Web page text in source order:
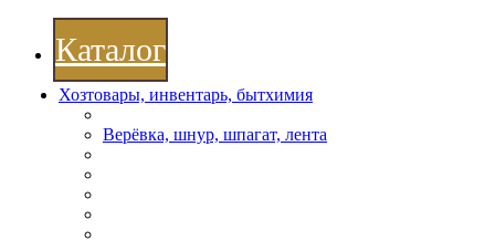
Каталог
Хозтовары, инвентарь, бытхимия
Верёвка, шнур, шпагат, лента